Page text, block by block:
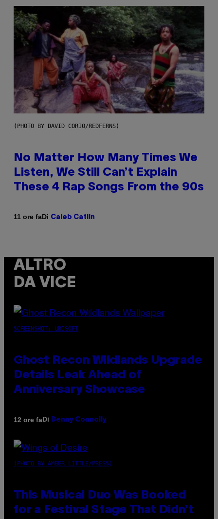
(PHOTO BY DAVID CORIO/REDFERNS)
No Matter How Many Times We
Listen, We Still Can’t Explain
These 4 Rap Songs From the 90s
11 ore faDi Caleb Catlin
ALTRO
DA VICE
SCREENSHOT: UBISOFT
Ghost Recon Wildlands Upgrade
Details Leak Ahead of
Anniversary Showcase
12 ore faDi Denny Connolly
(PHOTO BY AMBER LITTLE/PRESS)
This Musical Duo Was Booked
for a Festival Stage That Didn’t